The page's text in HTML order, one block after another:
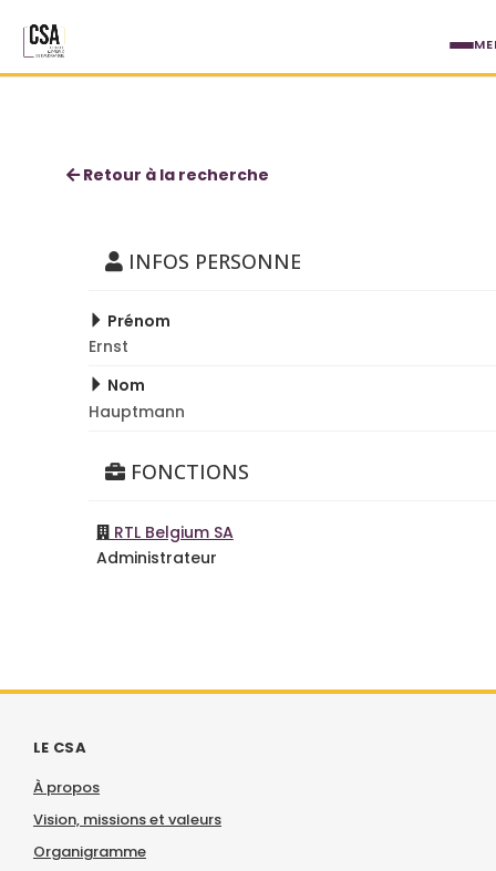
Ernst Hauptmann
Retour à la recherche
INFOS PERSONNE
Prénom
Ernst
Nom
Hauptmann
FONCTIONS
RTL Belgium SA
Administrateur
LE CSA
À propos
Vision, missions et valeurs
Organigramme